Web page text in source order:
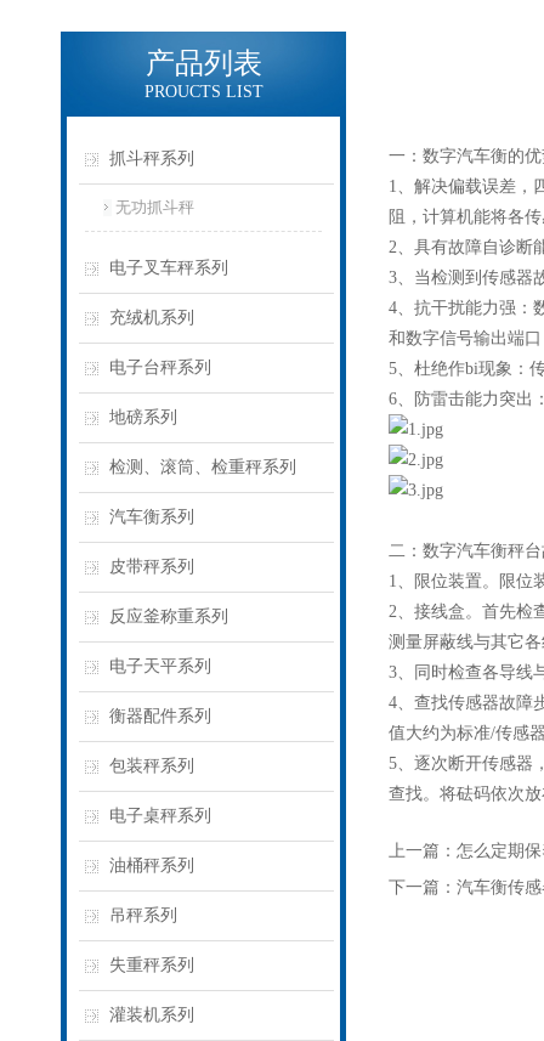
产品列表
PROUCTS LIST
抓斗秤系列
无功抓斗秤
电子叉车秤系列
充绒机系列
电子台秤系列
地磅系列
检测、滚筒、检重秤系列
汽车衡系列
皮带秤系列
反应釜称重系列
电子天平系列
衡器配件系列
包装秤系列
电子桌秤系列
油桶秤系列
吊秤系列
失重秤系列
灌装机系列
一： 数字汽车衡的
1、解决偏载误差，
阻，计算机能将各
2、具有故障自诊断
3、当检测到传感器
4、抗干扰能力强：
和数字信号输出端
5、杜绝作bi现象：
6、防雷击能力突出
二： 数字汽车衡秤
1、限位装置。限位
2、接线盒。首先检
测量屏蔽线与其它
3、同时检查各导线
4、查找传感器故障
值大约为标准/传感
5、逐次断开传感器
查找。将砝码依次
上一篇： 怎么定期
下一篇： 汽车衡传